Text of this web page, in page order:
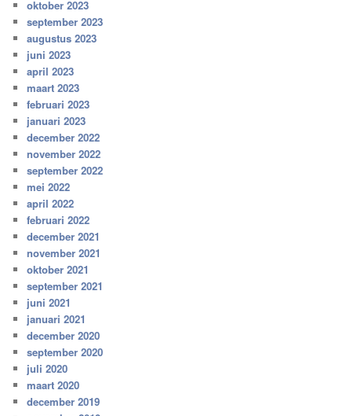
oktober 2023
september 2023
augustus 2023
juni 2023
april 2023
maart 2023
februari 2023
januari 2023
december 2022
november 2022
september 2022
mei 2022
april 2022
februari 2022
december 2021
november 2021
oktober 2021
september 2021
juni 2021
januari 2021
december 2020
september 2020
juli 2020
maart 2020
december 2019